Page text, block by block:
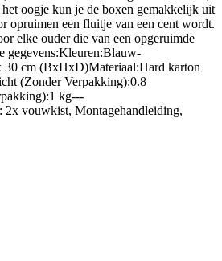
oogje kun je de boxen gemakkelijk uit
opruimen een fluitje van een cent wordt.
elke ouder die van een opgeruimde
gegevens:Kleuren:Blauw-
cm (BxHxD)Materiaal:Hard karton
(Zonder Verpakking):0.8
kg---
vouwkist, Montagehandleiding,